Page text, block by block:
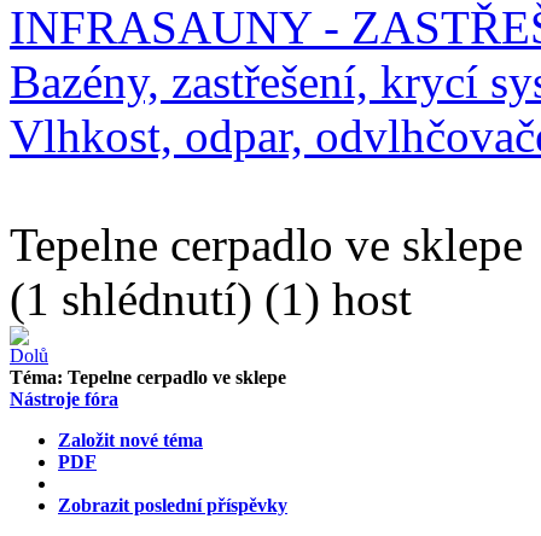
INFRASAUNY -
Bazény, zastřešení, krycí
Vlhkost, odpar,
Tepelne cerpadlo ve sklepe
(1 shlédnutí) (1) host
Téma: Tepelne cerpadlo ve sklepe
Nástroje fóra
Založit nové téma
PDF
Zobrazit poslední příspěvky